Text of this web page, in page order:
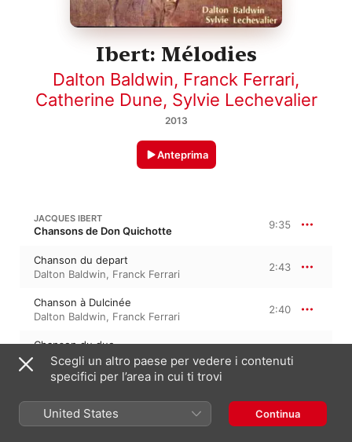
Ibert: Mélodies
Dalton Baldwin, Franck Ferrari,
Catherine Dune, Sylvie Lechevalier
2013
Anteprima
JACQUES IBERT
Chansons de Don Quichotte 9:35
Chanson du depart
Dalton Baldwin, Franck Ferrari
2:43
Chanson à Dulcinée
Dalton Baldwin, Franck Ferrari
2:40
Chanson du duc
Dalton Baldwin ,Franck Ferrari
Chanson de la mort
Dalton Baldwin,Franck Ferrari
Scegli un altro paese per vedere i contenuti
specifici per l’area in cui ti trovi
United States Continua